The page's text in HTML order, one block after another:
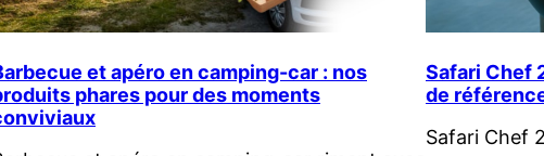
et apéro en camping-car : nos
phares pour des moments
Safari Chef
de
Safari Chef